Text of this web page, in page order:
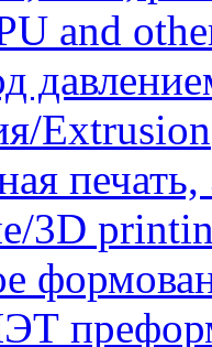
and
Extrusion
3D